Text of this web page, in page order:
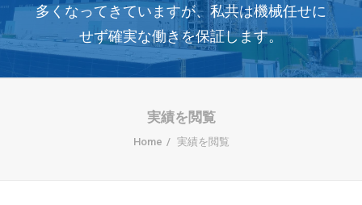
多くなってきていますが、私共は機械任せに
せず確実な働きを保証します。
実績を閲覧
Home 実績を閲覧